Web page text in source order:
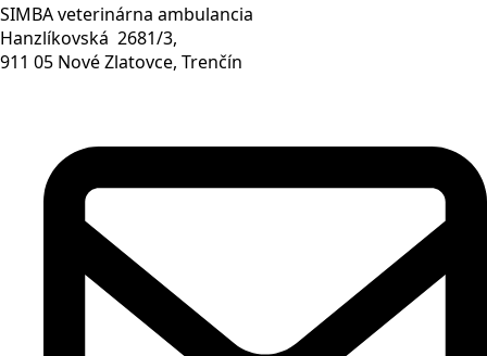
SIMBA veterinárna ambulancia
Hanzlíkovská 2681/3,
911 05 Nové Zlatovce, Trenčín